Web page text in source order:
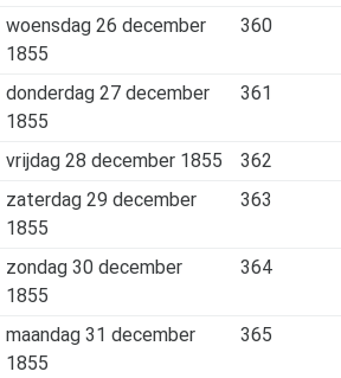
woensdag 26 december
1855
360
donderdag 27 december
1855
361
vrijdag 28 december 1855 362
zaterdag 29 december
1855
363
zondag 30 december
1855
364
maandag 31 december
1855
365